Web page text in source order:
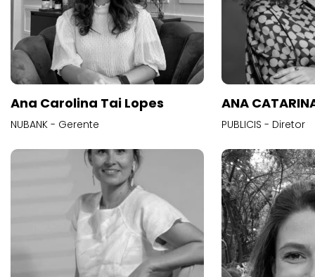
Ana Carolina Tai Lopes
NUBANK - Gerente
ANA
PUBLICIS - Diretor